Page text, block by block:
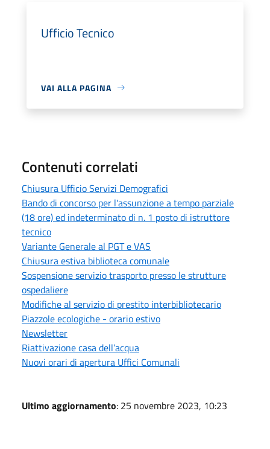
Ufficio Tecnico
VAI ALLA PAGINA
Contenuti correlati
Chiusura Ufficio Servizi Demografici
Bando di concorso per l'assunzione a tempo parziale
(18 ore) ed indeterminato di n. 1 posto di istruttore
tecnico
Variante Generale al PGT e VAS
Chiusura estiva biblioteca comunale
Sospensione servizio trasporto presso le strutture
ospedaliere
Modifiche al servizio di prestito interbibliotecario
Piazzole ecologiche - orario estivo
Newsletter
Riattivazione casa dell’acqua
Nuovi orari di apertura Uffici Comunali
Ultimo aggiornamento: 25 novembre 2023, 10:23